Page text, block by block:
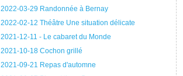
2022-03-29 Randonnée à Bernay
2022-02-12 Théâtre Une situation délicate
2021-12-11 - Le cabaret du Monde
2021-10-18 Cochon grillé
2021-09-21 Repas d'automne